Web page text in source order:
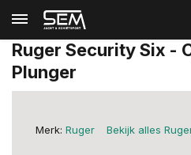
Terug Home Ruger Security
Ruger Security Six -
Plunger
Merk: Ruger Bekijk alles